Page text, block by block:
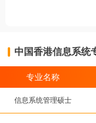
和传递必要的资料，
中国香港信息系统
专业名称
信息系统管理硕士